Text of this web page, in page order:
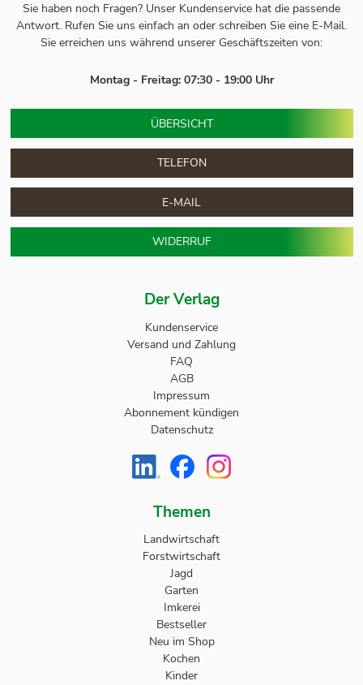
Der Verlag
Kundenservice
Versand und Zahlung
FAQ
AGB
Impressum
Abonnement kündigen
Datenschutz
Themen
Landwirtschaft
Forstwirtschaft
Jagd
Garten
Imkerei
Bestseller
Neu im Shop
Kochen
Kinder
Sie haben noch Fragen? Unser Kundenservice hat die passende
Antwort. Rufen Sie uns einfach an oder schreiben Sie eine E-Mail.
Sie erreichen uns während unserer Geschäftszeiten von:
Montag - Freitag: 07:30 - 19:00 Uhr
ÜBERSICHT
TELEFON
E-MAIL
WIDERRUF